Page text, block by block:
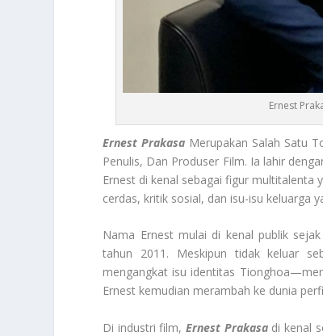
Ernest
Ernest Prakasa Merupakan Salah Satu
Penulis, Dan Produser Film. Ia lahir
Ernest di kenal sebagai figur multitalenta
cerdas, kritik sosial, dan isu-isu keluarga
Nama Ernest mulai di kenal publik
tahun 2011. Meskipun tidak keluar
mengangkat isu identitas
Ernest kemudian merambah ke dunia
Di industri film,Ernest Prakasadi kenal